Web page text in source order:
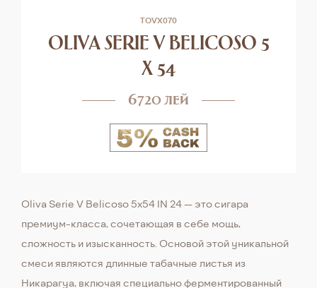
TOVX070
OLIVA SERIE V BELICOSO 5
X 54
6720 лей
Oliva Serie V Belicoso 5x54 IN 24 — это сигара
премиум-класса, сочетающая в себе мощь,
сложность и изысканность. Основой этой уникальной
смеси являются длинные табачные листья из
Никарагуа, включая специально ферментированный